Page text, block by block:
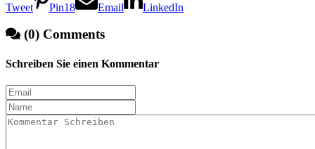
Tweet Pin18 Email LinkedIn
(0) Comments
Schreiben Sie einen Kommentar